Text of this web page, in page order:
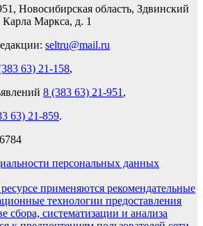
Новосибирская область, Здвинский
Маркса, д. 1
seltru@mail.ru
63) 21-158,
8 (383 63) 21-951 ,
63) 21-859.
персональных данных
применяются рекомендательные
технологии предоставления
сбора, систематизации и анализа